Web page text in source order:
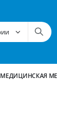
МЕДИЦИНСКАЯ